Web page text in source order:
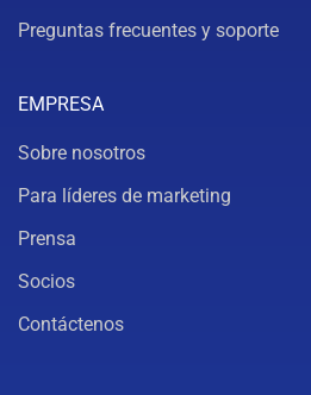
Preguntas frecuentes y soporte
EMPRESA
Sobre nosotros
Para líderes de marketing
Prensa
Socios
Contáctenos